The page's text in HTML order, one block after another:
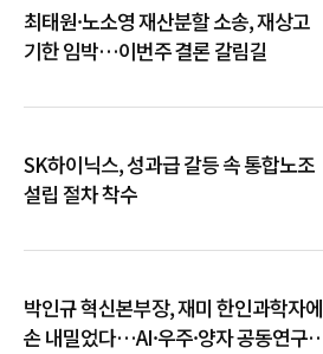
최태원·노소영 재산분할 소송, 재상고
기한 임박…이번주 결론 갈림길
SK하이닉스, 성과급 갈등 속 통합노조
설립 절차 착수
박인규 혁신본부장, 재미 한인과학자에
손 내밀었다…AI·우주·양자 공동연구